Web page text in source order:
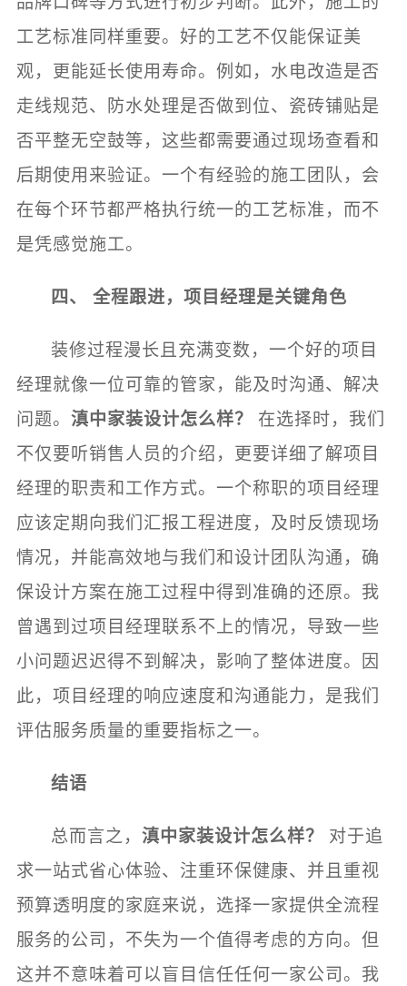
工艺标准同样重要。好的工艺不仅能保证美
观，更能延长使用寿命。例如，水电改造是否
走线规范、防水处理是否做到位、瓷砖铺贴是
否平整无空鼓等，这些都需要通过现场查看和
后期使用来验证。一个有经验的施工团队，会
在每个环节都严格执行统一的工艺标准，而不
是凭感觉施工。
四、 全程跟进，项目经理是关键角色
装修过程漫长且充满变数，一个好的项目
经理就像一位可靠的管家，能及时沟通、解决
问题。 滇中家装设计怎么样？
在选择时，我们
不仅要听销售人员的介绍，更要详细了解项目
经理的职责和工作方式。一个称职的项目经理
应该定期向我们汇报工程进度，及时反馈现场
情况，并能高效地与我们和设计团队沟通，确
保设计方案在施工过程中得到准确的还原。我
曾遇到过项目经理联系不上的情况，导致一些
小问题迟迟得不到解决，影响了整体进度。因
此，项目经理的响应速度和沟通能力，是我们
评估服务质量的重要指标之一。
结语
总而言之，滇中家装设计怎么样？
对于追
求一站式省心体验、注重环保健康、并且重视
预算透明度的家庭来说，选择一家提供全流程
服务的公司，不失为一个值得考虑的方向。但
这并不意味着可以盲目信任任何一家公司。我